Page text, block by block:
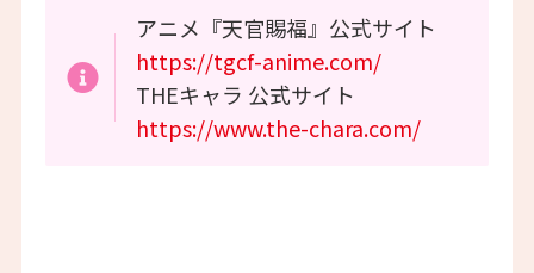
アニメ『天官賜福』公式サイト
https://tgcf-anime.com/
THEキャラ 公式サイト
https://www.the-chara.com/